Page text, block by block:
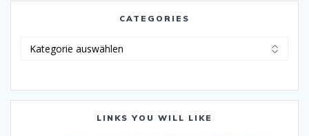
CATEGORIES
LINKS YOU WILL LIKE